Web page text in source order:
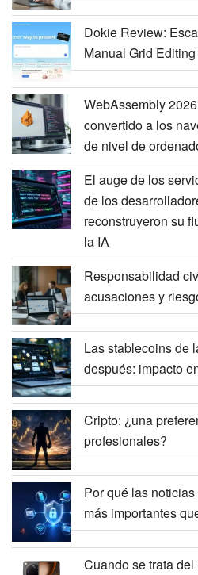
Dokie Review:
Manual Grid
WebAssembly
convertido a los
de nivel de
El auge de los
de los
reconstruyeron su
la IA
Responsabilidad
acusaciones y
Las stablecoins de
después: impacto
Cripto: ¿una
profesionales?
Por qué las
más importantes
Cuando se trata